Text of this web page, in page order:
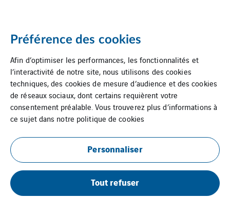
Uxello Languedoc Roussillon
Préférence des cookies
Afin d’optimiser les performances, les fonctionnalités et
l’interactivité de notre site, nous utilisons des cookies
techniques, des cookies de mesure d’audience et des cookies
de réseaux sociaux, dont certains requièrent votre
consentement préalable. Vous trouverez plus d’informations à
ce sujet dans notre politique de cookies
Personnaliser
Tout refuser